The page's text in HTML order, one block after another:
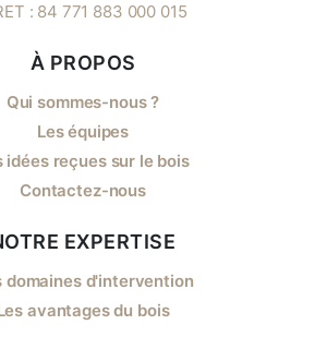
: 84 771 883 000 015
À PROPOS
Qui sommes-nous ?
Les équipes
idées reçues sur le bois
Contactez-nous
EXPERTISE
domaines d'intervention
avantages du bois